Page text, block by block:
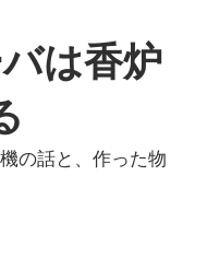
は香炉
の話と、作った物